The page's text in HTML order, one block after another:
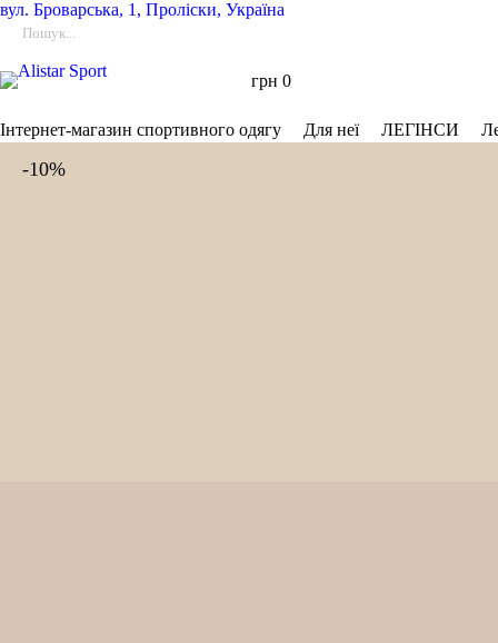
вул. Броварська, 1, Проліски, Україна
грн 0
Інтернет-магазин спортивного одягу Для неї ЛЕГІНСИ
-10%